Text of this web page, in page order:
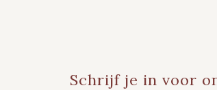
Schrijf je in voor